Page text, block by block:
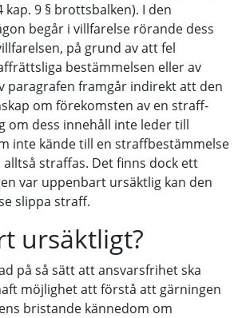
9 § brottsbalken). I den
begår i villfarelse rörande dess
på grund av att fel
bestämmel­sen eller av
paragrafen framgår indirekt att den
om förekomsten av en straff­
om dess innehåll inte leder till
inte kände till en straffbestämmelse
straffas. Det finns dock ett
var uppenbart ursäktlig kan den
slippa straff.
ursäktligt?
på så sätt att ansvarsfrihet ska
möjlighet att förstå att gärningen
bristande kännedom om